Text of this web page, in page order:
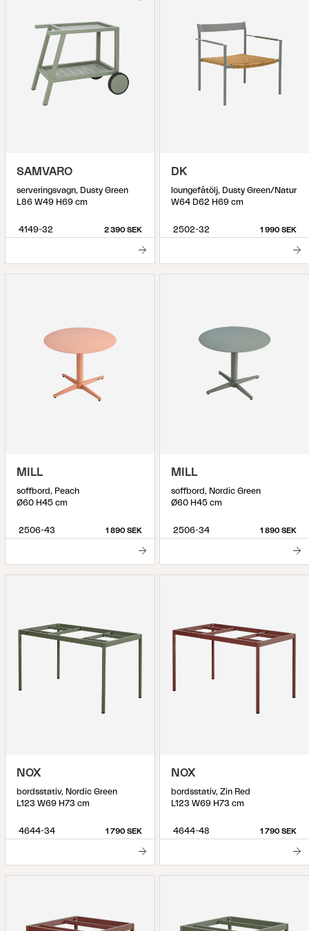
SAMVARO
serveringsvagn, Dusty Green
L86 W49 H69 cm
4149-32 2 390 SEK
DK
loungefåtölj, Dusty Green/Natur
W64 D62 H69 cm
2502-32 1 990 SEK
MILL
soffbord, Peach
Ø60 H45 cm
2506-43 1 890 SEK
MILL
soffbord, Nordic Green
Ø60 H45 cm
2506-34 1 890 SEK
NOX
bordsstativ, Nordic Green
L123 W69 H73 cm
4644-34 1 790 SEK
NOX
bordsstativ, Zin Red
L123 W69 H73 cm
4644-48 1 790 SEK